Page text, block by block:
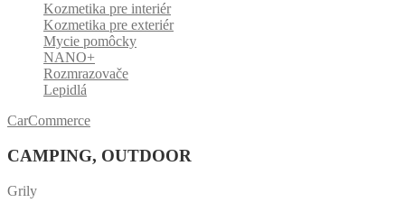
Kozmetika pre interiér
Kozmetika pre exteriér
Mycie pomôcky
NANO+
Rozmrazovače
Lepidlá
CarCommerce
CAMPING, OUTDOOR
Grily